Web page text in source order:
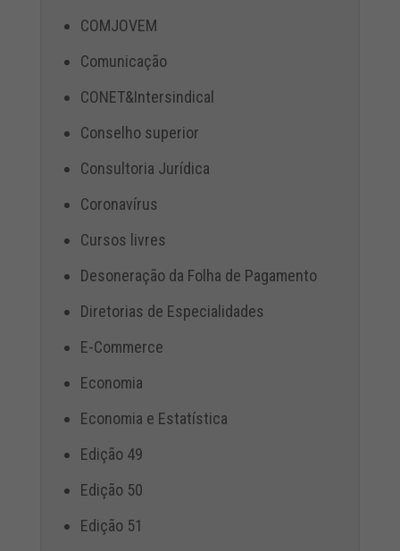
COMJOVEM
Comunicação
CONET&Intersindical
Conselho superior
Consultoria Jurídica
Coronavírus
Cursos livres
Desoneração da Folha de Pagamento
Diretorias de Especialidades
E-Commerce
Economia
Economia e Estatística
Edição 49
Edição 50
Edição 51